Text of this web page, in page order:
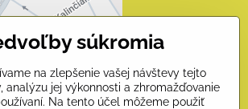
tentokrát
- súhlas
v novom okne
súkromia
na zlepšenie vašej návštevy tejto
analýzu jej výkonnosti a zhromažďovanie
Na tento účel môžeme použiť